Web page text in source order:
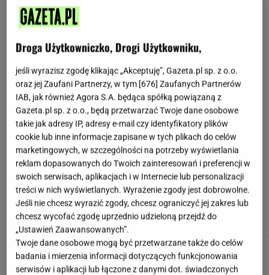
Syn Stanisława Soyki o ostatnich chwilach
ojca. "Nie było z nim nikogo"
Polka przestrzegano, by nie mówił o chorobie.
"Jestem po przeszczepie"
Droga Użytkowniczko, Drogi Użytkowniku,
jeśli wyrazisz zgodę klikając „Akceptuję”, Gazeta.pl sp. z o.o.
oraz jej Zaufani Partnerzy, w tym [676] Zaufanych Partnerów
IAB, jak również Agora S.A. będąca spółką powiązaną z
Gazeta.pl sp. z o.o., będą przetwarzać Twoje dane osobowe
takie jak adresy IP, adresy e-mail czy identyfikatory plików
cookie lub inne informacje zapisane w tych plikach do celów
marketingowych, w szczególności na potrzeby wyświetlania
reklam dopasowanych do Twoich zainteresowań i preferencji w
swoich serwisach, aplikacjach i w Internecie lub personalizacji
treści w nich wyświetlanych. Wyrażenie zgody jest dobrowolne.
Jeśli nie chcesz wyrazić zgody, chcesz ograniczyć jej zakres lub
chcesz wycofać zgodę uprzednio udzieloną przejdź do
„Ustawień Zaawansowanych”.
Twoje dane osobowe mogą być przetwarzane także do celów
badania i mierzenia informacji dotyczących funkcjonowania
serwisów i aplikacji lub łączone z danymi dot. świadczonych